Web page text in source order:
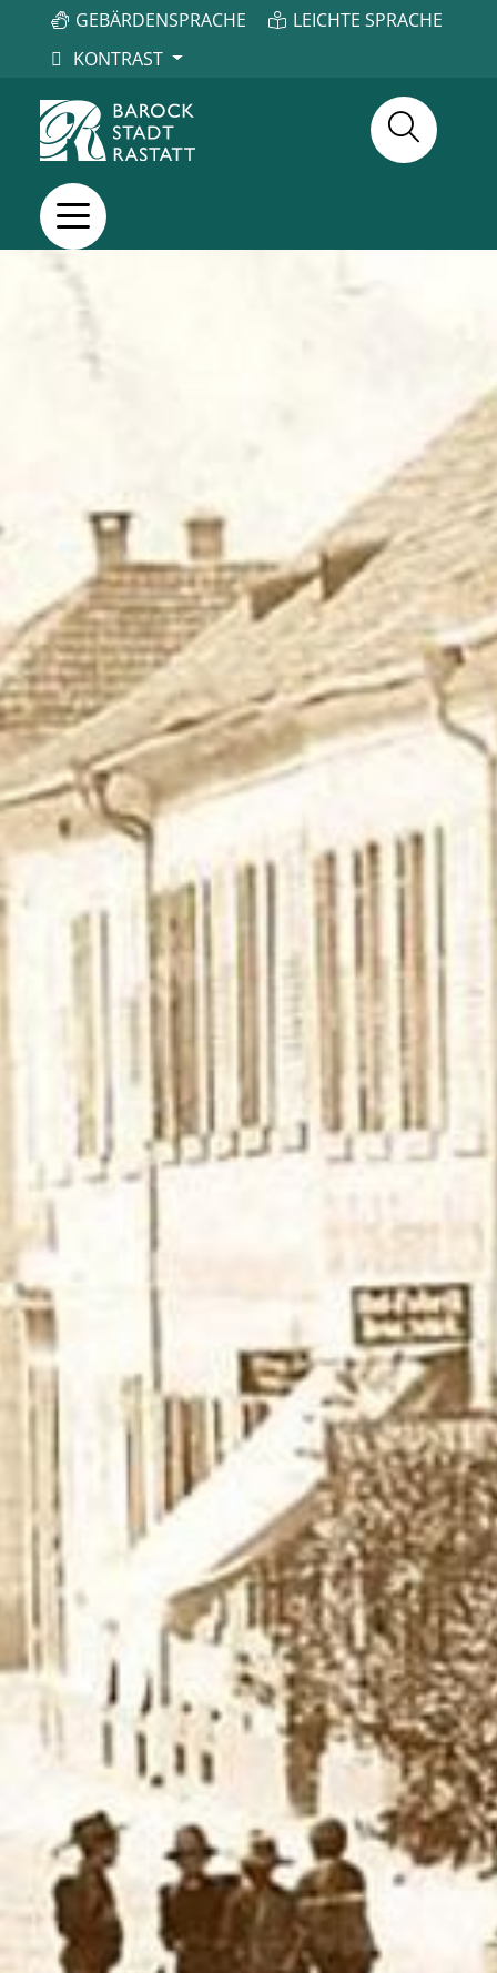
GEBÄRDENSPRACHE
LEICHTE SPRACHE
KONTRAST